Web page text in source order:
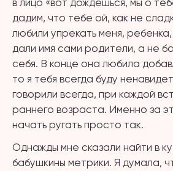
в лицо «вот дождешься, мы о
дадим, что тебе ой, как не
любили упрекать меня,
дали имя сами родители, а не
себя. В конце она любила
то я тебя всегда буду
говорили всегда, при каждой
раннего возраста. Именно за
начать ругать просто так.
Однажды мне сказали найти в
бабушкины метрики. Я думала,